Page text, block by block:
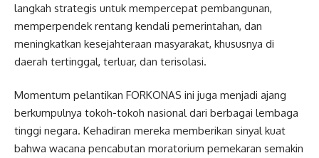
langkah strategis untuk mempercepat pembangunan,
memperpendek rentang kendali pemerintahan, dan
meningkatkan kesejahteraan masyarakat, khususnya di
daerah tertinggal, terluar, dan terisolasi.
Momentum pelantikan FORKONAS ini juga menjadi ajang
berkumpulnya tokoh-tokoh nasional dari berbagai lembaga
tinggi negara. Kehadiran mereka memberikan sinyal kuat
bahwa wacana pencabutan moratorium pemekaran semakin